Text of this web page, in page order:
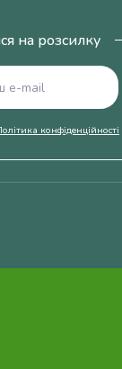
на розсилку
конфіденційності